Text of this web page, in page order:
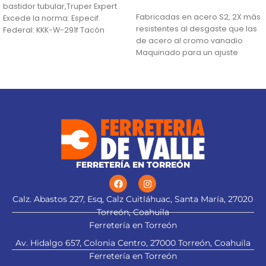
bastidor tubular,Truper Expert
Excede la norma: Especif.
Federal: KKK-W-291f Tacón
Fabricadas en acero S2, 2X más
resistentes al desgaste que las
de acero al cromo vanadio
Maquinado para un ajuste
FERRETERÍA EN TORREÓN
Calz. Abastos 227, Esq, Calz Cuitláhuac, Santa María, 27020
Torreón, Coahuila
Ferretería en Torreón
Av. Hidalgo 657, Colonia Centro, 27000 Torreón, Coahuila
Ferretería en Torreón